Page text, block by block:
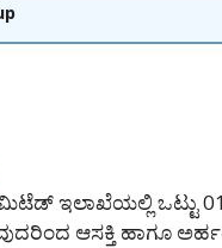
ಇಲಾಖೆಯಲ್ಲಿ ಒಟ್ಟು 01
ಆಸಕ್ತಿ ಹಾಗೂ